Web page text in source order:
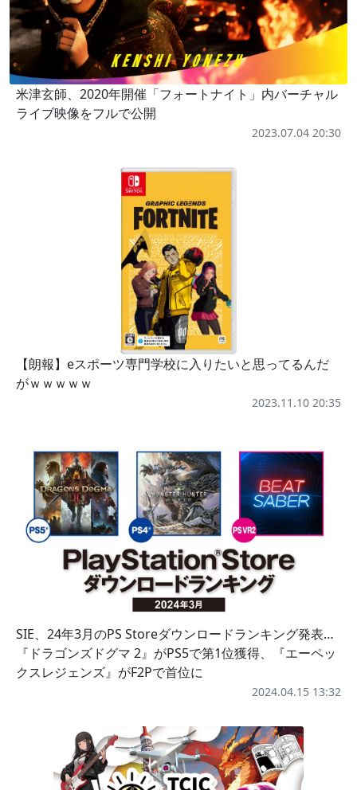
米津玄師、2020年開催「フォートナイト」内バーチャル
ライブ映像をフルで公開
2023.07.04 20:30
【朗報】eスポーツ専門学校に入りたいと思ってるんだ
がｗｗｗｗｗ
2023.11.10 20:35
SIE、24年3月のPS Storeダウンロードランキング発表…
『ドラゴンズドグマ 2』がPS5で第1位獲得、『エーペッ
クスレジェンズ』がF2Pで首位に
2024.04.15 13:32